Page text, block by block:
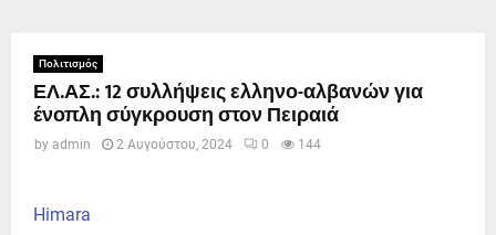
Πολιτισμός
ΕΛ.ΑΣ.: 12 συλλήψεις ελληνο-αλβανών για
ένοπλη σύγκρουση στον Πειραιά
by admin 2 Αυγούστου, 2024 0 144
Himara